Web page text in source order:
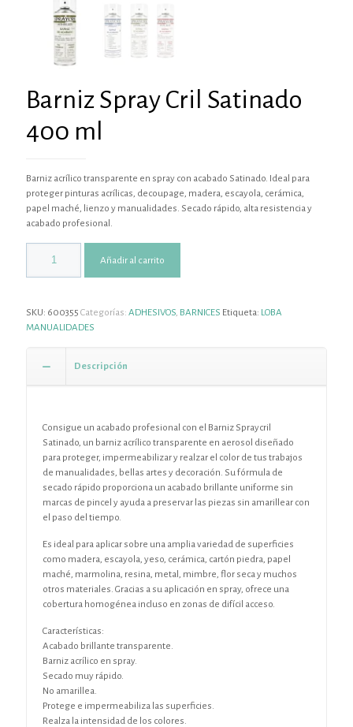
Barniz Spray Cril Satinado
400 ml
Barniz acrílico transparente en spray con acabado Satinado. Ideal para
proteger pinturas acrílicas, decoupage, madera, escayola, cerámica,
papel maché, lienzo y manualidades. Secado rápido, alta resistencia y
acabado profesional.
Añadir al carrito
SKU: 600355 Categorías: ADHESIVOS BARNICES Etiqueta: LOBA
MANUALIDADES
Descripción
Consigue un acabado profesional con el Barniz Spraycril
Satinado, un barniz acrílico transparente en aerosol diseñado
para proteger, impermeabilizar y realzar el color de tus trabajos
de manualidades, bellas artes y decoración. Su fórmula de
secado rápido proporciona un acabado brillante uniforme sin
marcas de pincel y ayuda a preservar las piezas sin amarillear con
el paso del tiempo.
Es ideal para aplicar sobre una amplia variedad de superficies
como madera, escayola, yeso, cerámica, cartón piedra, papel
maché, marmolina, resina, metal, mimbre, flor seca y muchos
otros materiales. Gracias a su aplicación en spray, ofrece una
cobertura homogénea incluso en zonas de difícil acceso.
Características:
Acabado brillante transparente.
Barniz acrílico en spray.
Secado muy rápido.
No amarillea.
Protege e impermeabiliza las superficies.
Realza la intensidad de los colores.